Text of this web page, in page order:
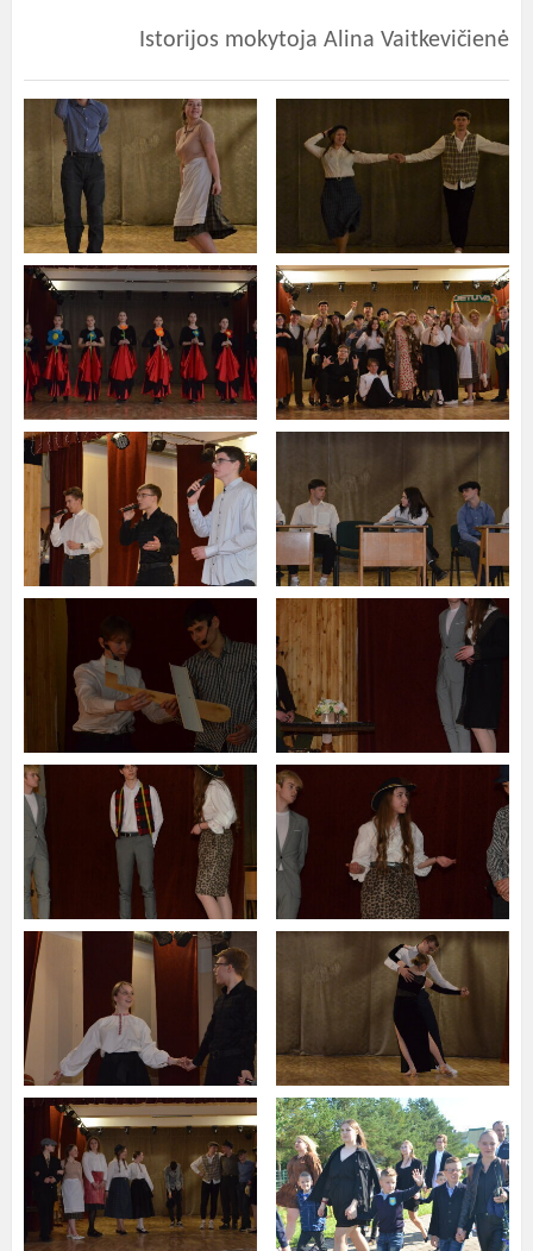
Istorijos mokytoja Alina Vaitkevičienė